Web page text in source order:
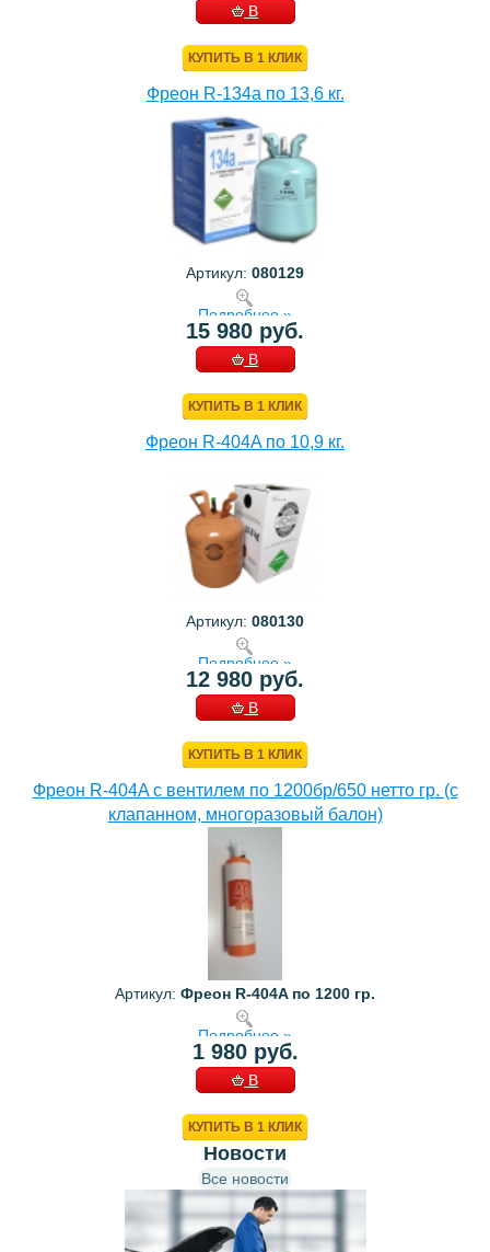
В
КУПИТЬ В 1 КЛИК
Фреон R-134a по 13,6 кг.
Артикул: 080129
Подробнее »
15 980 руб.
В
КУПИТЬ В 1 КЛИК
Фреон R-404A по 10,9 кг.
Артикул: 080130
Подробнее »
12 980 руб.
В
КУПИТЬ В 1 КЛИК
Фреон R-404A с вентилем по 1200бр/650 нетто гр. (с
клапанном, многоразовый балон)
Артикул: Фреон R-404A по 1200 гр.
Подробнее »
1 980 руб.
В
КУПИТЬ В 1 КЛИК
Новости
Все новости